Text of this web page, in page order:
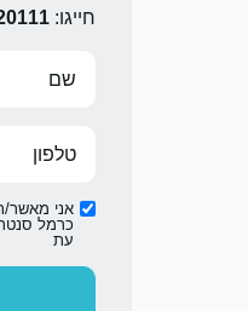
חייגו:
אני מאשר/
כרמל
עת